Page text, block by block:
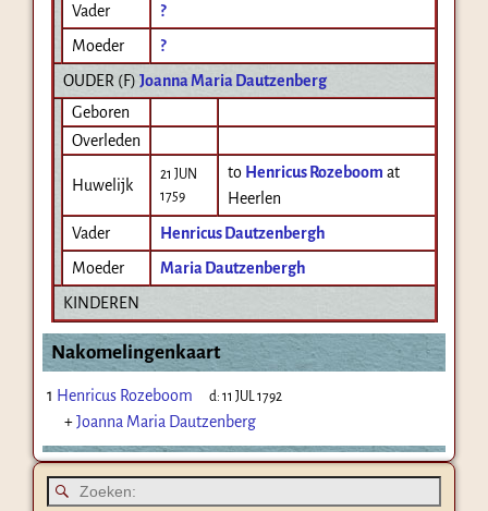
Vader
?
Moeder
?
OUDER (F) Joanna Maria Dautzenberg
Geboren
Overleden
Huwelijk
21 JUN
1759
to Henricus Rozeboom at
Heerlen
Vader
Henricus Dautzenbergh
Moeder
Maria Dautzenbergh
KINDEREN
Nakomelingenkaart
1 Henricus Rozeboom d:11 JUL 1792
+Joanna Maria Dautzenberg